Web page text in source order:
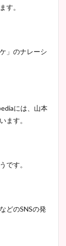
す。
」のナレーシ
には、山本
ます。
です。
どのSNSの発